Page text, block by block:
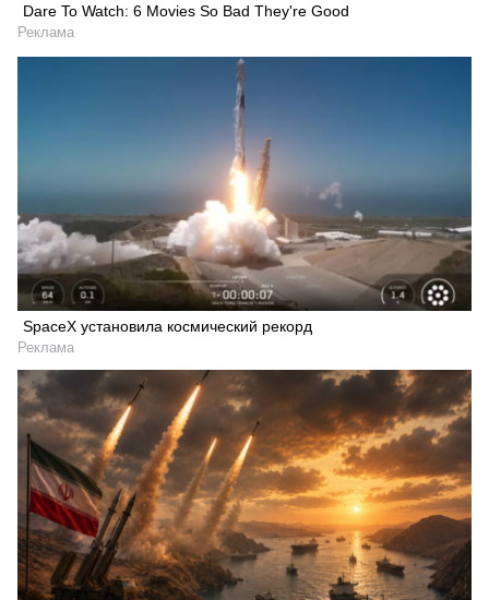
Dare To Watch: 6 Movies So Bad They're Good
Реклама
SpaceX установила космический рекорд
Реклама